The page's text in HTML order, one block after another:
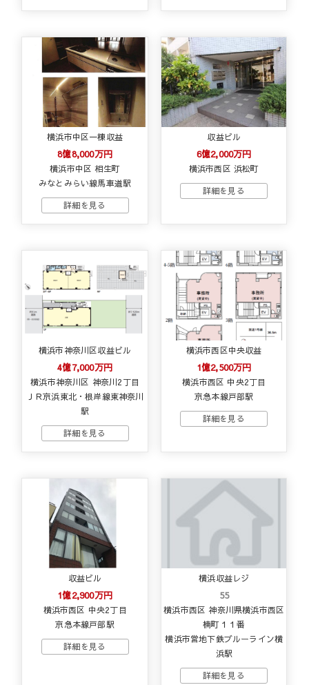
横浜市中区一棟収益
8億8,000万円
横浜市中区 相生町
みなとみらい線馬車道駅
収益ビル
6億2,000万円
横浜市西区 浜松町
横浜市神奈川区収益ビル
4億7,000万円
横浜市神奈川区 神奈川2丁目
ＪＲ京浜東北・根岸線東神奈川
駅
横浜市西区中央収益
1億2,500万円
横浜市西区 中央2丁目
京急本線戸部駅
収益ビル
1億2,900万円
横浜市西区 中央2丁目
京急本線戸部駅
横浜収益レジ
55
横浜市西区 神奈川県横浜市西区
楠町１１番
横浜市営地下鉄ブルーライン横
浜駅